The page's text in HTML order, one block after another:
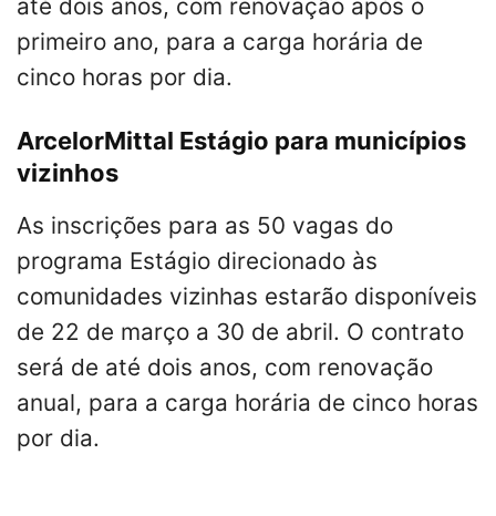
até dois anos, com renovação após o
primeiro ano, para a carga horária de
cinco horas por dia.
ArcelorMittal Estágio para municípios
vizinhos
As inscrições para as 50 vagas do
programa Estágio direcionado às
comunidades vizinhas estarão disponíveis
de 22 de março a 30 de abril. O contrato
será de até dois anos, com renovação
anual, para a carga horária de cinco horas
por dia.